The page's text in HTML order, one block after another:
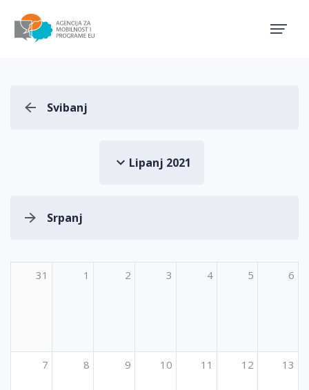
Svibanj
Lipanj 2021
Srpanj
31 1 2 3 4 5 6
7 8 9 10 11 12 13